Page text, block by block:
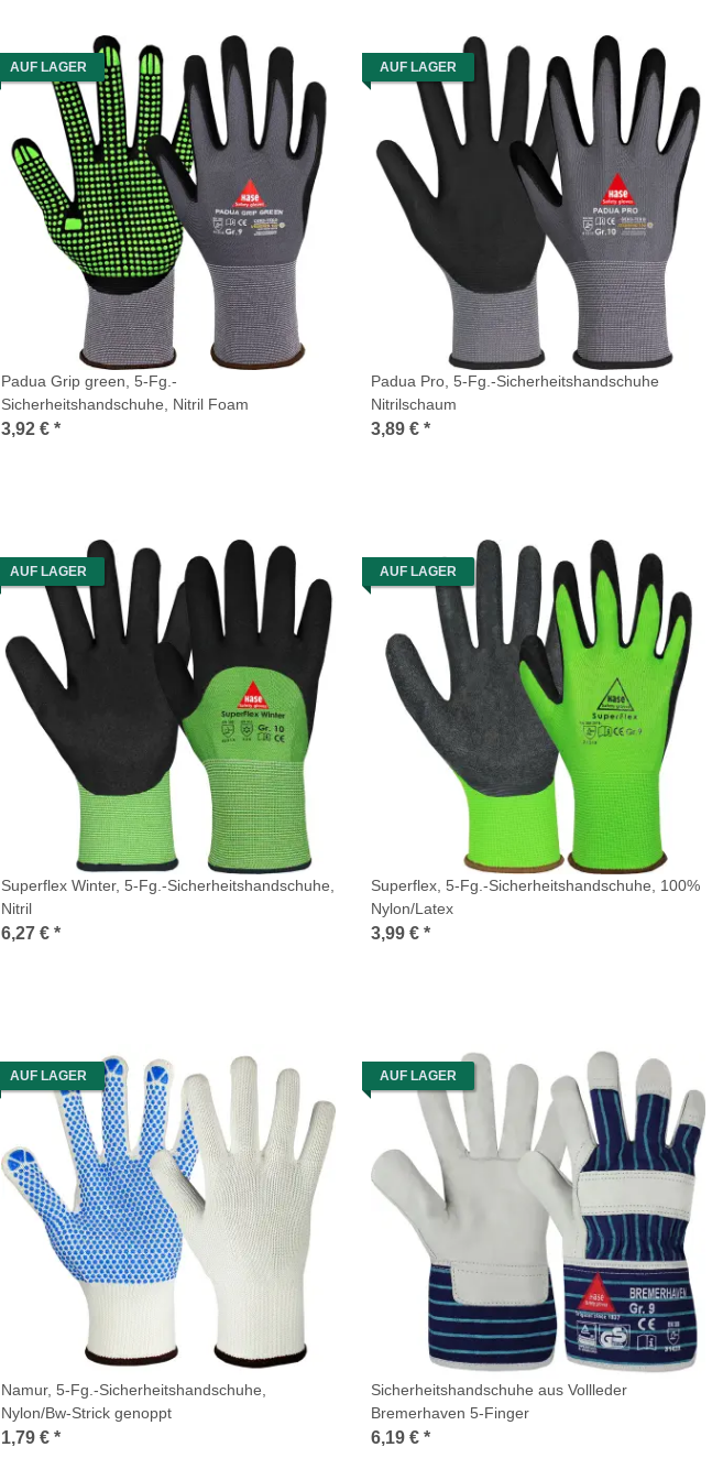
AUF LAGER
Padua Grip green, 5-Fg.-
Sicherheitshandschuhe, Nitril Foam
3,92 € *
AUF LAGER
Padua Pro, 5-Fg.-Sicherheitshandschuhe
Nitrilschaum
3,89 € *
AUF LAGER
Superflex Winter, 5-Fg.-Sicherheitshandschuhe,
Nitril
6,27 € *
AUF LAGER
Superflex, 5-Fg.-Sicherheitshandschuhe, 100%
Nylon/Latex
3,99 € *
AUF LAGER
Namur, 5-Fg.-Sicherheitshandschuhe,
Nylon/Bw-Strick genoppt
1,79 € *
AUF LAGER
Sicherheitshandschuhe aus Vollleder
Bremerhaven 5-Finger
6,19 € *